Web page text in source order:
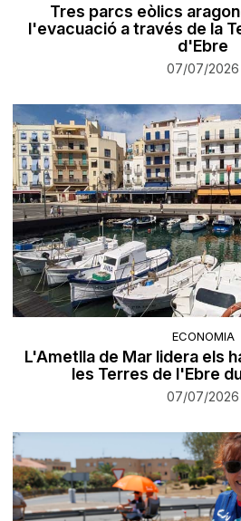
Tres parcs eòlics
l'evacuació a través de la
d'Ebre
07/07/2026
ECONOMIA
L'Ametlla de Mar lidera els
les Terres de l'Ebre
07/07/2026